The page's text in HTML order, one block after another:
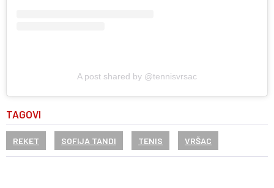
A post shared by @tennisvrsac
TAGOVI
REKET SOFIJA TANDI TENIS VRŠAC